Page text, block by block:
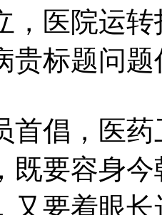
，医院运
贵标题问
倡，医药
既要容身
又要着眼